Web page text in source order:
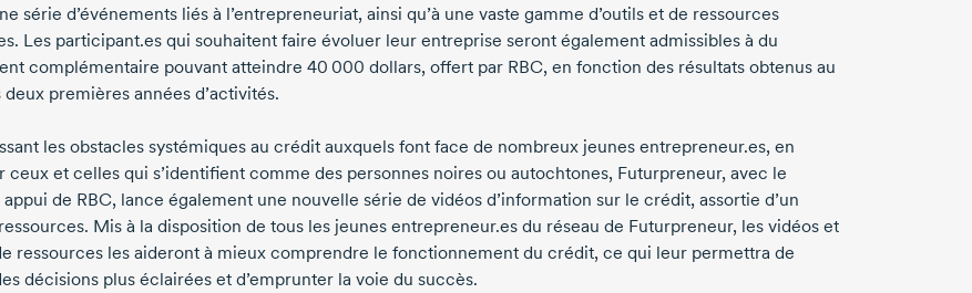
série d’événements liés à l’entrepreneuriat, ainsi qu’à une vaste gamme d’outils et de ressources
Les participant.es qui souhaitent faire évoluer leur entreprise seront également admissibles à du
complémentaire pouvant atteindre 40 000 dollars, offert par RBC, en fonction des résultats obtenus au
premières années d’activités.
les obstacles systémiques au crédit auxquels font face de nombreux jeunes entrepreneur.es, en
ceux et celles qui s’identifient comme des personnes noires ou autochtones, Futurpreneur, avec le
de RBC, lance également une nouvelle série de vidéos d’information sur le crédit, assortie d’un
Mis à la disposition de tous les jeunes entrepreneur.es du réseau de Futurpreneur, les vidéos et
ressources les aideront à mieux comprendre le fonctionnement du crédit, ce qui leur permettra de
décisions plus éclairées et d’emprunter la voie du succès.